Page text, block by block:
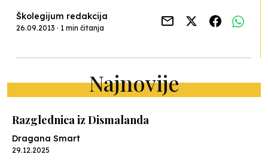
Školegijum redakcija
26.09.2013 · 1 min čitanja
Najnovije
Razglednica iz Dismalanda
Dragana Smart
29.12.2025